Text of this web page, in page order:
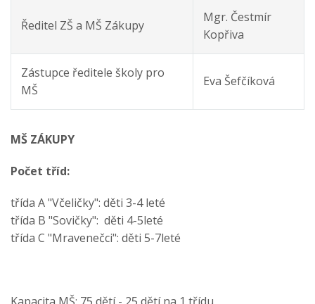
Ředitel ZŠ a MŠ Zákupy
Mgr. Čestmír
Kopřiva
Zástupce ředitele školy pro
MŠ
Eva Šefčíková
MŠ ZÁKUPY
Počet tříd:
třída A "Včeličky": děti 3-4 leté
třída B "Sovičky": děti 4-5leté
třída C "Mravenečci": děti 5-7leté